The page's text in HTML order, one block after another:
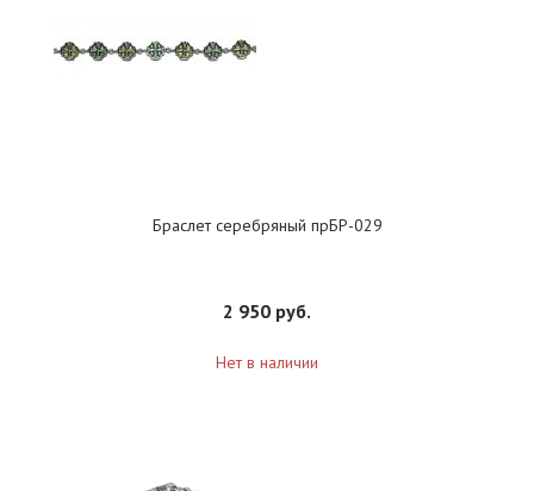
Браслет серебряный прБР-029
2 950 руб.
Нет в наличии